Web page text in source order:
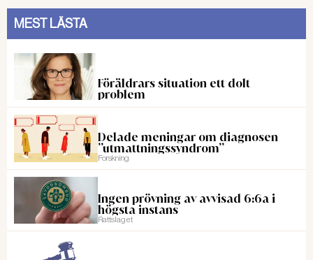
MEST LÄSTA
Föräldrars situation ett dolt
problem
Delade meningar om diagnosen
”utmattningssyndrom”
Forskning
Ingen prövning av avvisad 6:6a i
högsta instans
Rattslaget